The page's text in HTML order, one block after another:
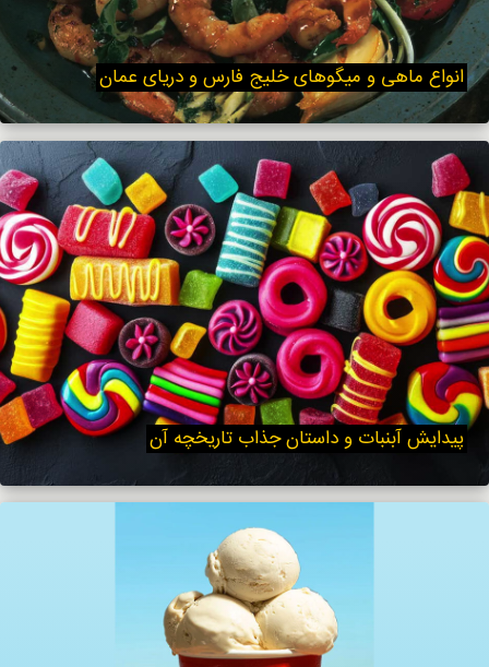
انواع ماهی و میگوهای خلیج فارس و دریای عمان
پیدایش آبنبات و داستان جذاب تاریخچه آن